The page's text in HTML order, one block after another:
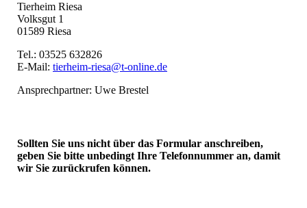
Tierheim Riesa
Volksgut 1
01589 Riesa
Tel.: 03525 632826
E-Mail: tierheim-riesa@t-online.de
Ansprechpartner: Uwe Brestel
Sollten Sie uns nicht über das Formular anschreiben,
geben Sie bitte unbedingt Ihre Telefonnummer an, damit
wir Sie zurückrufen können.